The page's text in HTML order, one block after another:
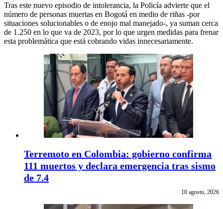
Tras este nuevo episodio de intolerancia, la Policía advierte que el
número de personas muertas en Bogotá en medio de riñas -por
situaciones solucionables o de enojo mal manejado-, ya suman cerca
de 1.250 en lo que va de 2023, por lo que urgen medidas para frenar
esta problemática que está cobrando vidas innecesariamente.
Terremoto en Colombia: gobierno confirma
111 muertos y declara emergencia tras sismo
de 7.4
10 agosto, 2026